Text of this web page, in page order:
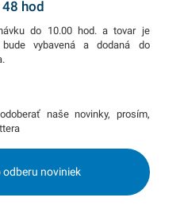
hod
do 10.00 hod. a tovar je
vybavená a dodaná do
naše novinky, prosím,
odberu noviniek